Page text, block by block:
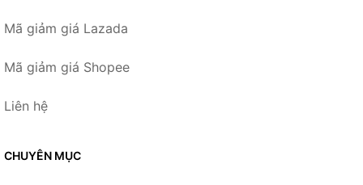
Mã giảm giá Lazada
Mã giảm giá Shopee
Liên hệ
CHUYÊN MỤC